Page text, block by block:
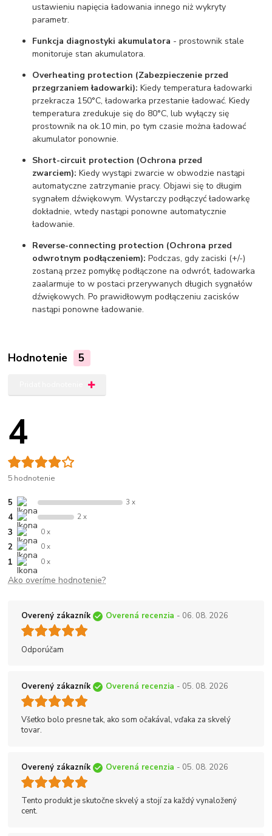
ustawieniu napięcia ładowania innego niż wykryty
parametr.
Funkcja diagnostyki akumulatora - prostownik stale
monitoruje stan akumulatora.
Overheating protection (Zabezpieczenie przed
przegrzaniem ładowarki): Kiedy temperatura ładowarki
przekracza 150°C, ładowarka przestanie ładować. Kiedy
temperatura zredukuje się do 80°C, lub wyłączy się
prostownik na ok.10 min, po tym czasie można ładować
akumulator ponownie.
Short-circuit protection (Ochrona przed
zwarciem): Kiedy wystąpi zwarcie w obwodzie nastąpi
automatyczne zatrzymanie pracy. Objawi się to długim
sygnałem dźwiękowym. Wystarczy podłączyć ładowarkę
dokładnie, wtedy nastąpi ponowne automatycznie
ładowanie.
Reverse-connecting protection (Ochrona przed
odwrotnym podłączeniem): Podczas, gdy zaciski (+/-)
zostaną przez pomyłkę podłączone na odwrót, ładowarka
zaalarmuje to w postaci przerywanych długich sygnałów
dźwiękowych. Po prawidłowym podłączeniu zacisków
nastąpi ponowne ładowanie.
Hodnotenie 5
4
5 hodnotenie
5 3 x
4 2 x
3 0 x
2 0 x
1 0 x
Ako overíme hodnotenie?
Overený zákazník Overená recenzia - 06. 08. 2026
Odporúčam
Overený zákazník Overená recenzia - 05. 08. 2026
Všetko bolo presne tak, ako som očakával, vďaka za skvelý
tovar.
Overený zákazník Overená recenzia - 05. 08. 2026
Tento produkt je skutočne skvelý a stojí za každý vynaložený
cent.